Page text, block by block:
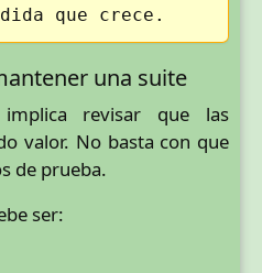
que crece.
una suite
revisar que las
valor. No basta con que
de prueba.
ser: